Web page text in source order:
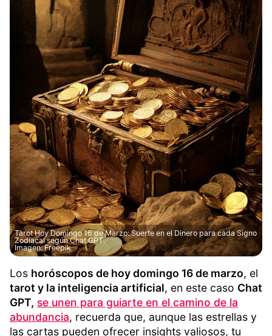
Tarot Hoy Domingo 16 de Marzo: Suerte en el Dinero para cada Signo
Zodiacal según Chat GPT.
Imagen: Freepik
Los horóscopos de hoy domingo 16 de marzo, el
tarot y la inteligencia artificial, en este caso Chat
GPT, se unen para guiarte en el camino de la
abundancia, recuerda que, aunque las estrellas y
las cartas pueden ofrecer insights valiosos, tu